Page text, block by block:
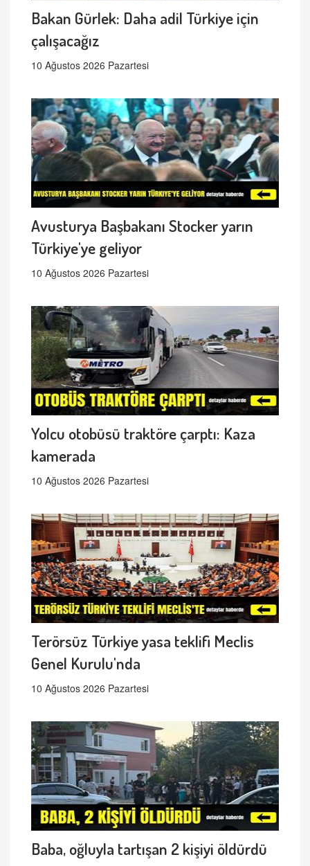
Bakan Gürlek: Daha adil Türkiye için
çalışacağız
10 Ağustos 2026 Pazartesi
Avusturya Başbakanı Stocker yarın
Türkiye'ye geliyor
10 Ağustos 2026 Pazartesi
Yolcu otobüsü traktöre çarptı: Kaza
kamerada
10 Ağustos 2026 Pazartesi
Terörsüz Türkiye yasa teklifi Meclis
Genel Kurulu'nda
10 Ağustos 2026 Pazartesi
Baba, oğluyla tartışan 2 kişiyi öldürdü